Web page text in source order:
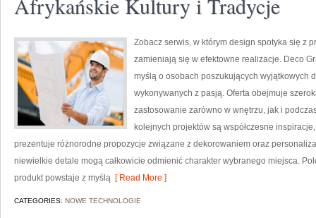
Afrykańskie Kultury i Tradycje
Zobacz serwis, w którym design spotyka się z
zamieniają się w efektowne realizacje. Deco
myślą o osobach poszukujących wyjątkowych
wykonywanych z pasją. Oferta obejmuje
zastosowanie zarówno w wnętrzu, jak i
kolejnych projektów są współczesne
prezentuje różnorodne propozycje związane z dekorowaniem oraz
niewielkie detale mogą całkowicie odmienić charakter wybranego miejsca.
produkt powstaje z myślą [ Read More ]
CATEGORIES: NOWE TECHNOLOGIE